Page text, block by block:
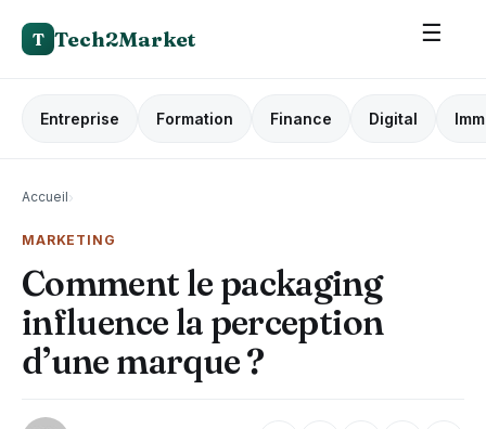
T Tech2Market ☰
Entreprise Formation Finance Digital
Accueil›
MARKETING
Comment le packaging
influence la perception
d’une marque ?